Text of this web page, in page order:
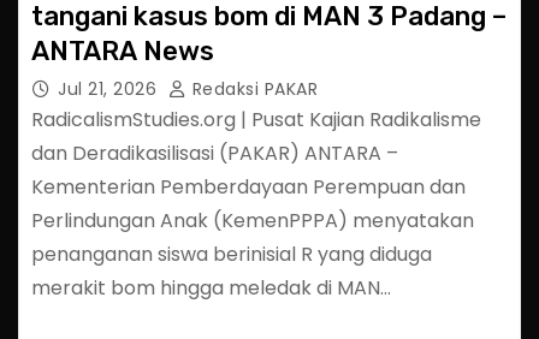
tangani kasus bom di MAN 3 Padang –
ANTARA News
Jul 21, 2026 Redaksi PAKAR
RadicalismStudies.org | Pusat Kajian Radikalisme
dan Deradikasilisasi (PAKAR) ANTARA –
Kementerian Pemberdayaan Perempuan dan
Perlindungan Anak (KemenPPPA) menyatakan
penanganan siswa berinisial R yang diduga
merakit bom hingga meledak di MAN…